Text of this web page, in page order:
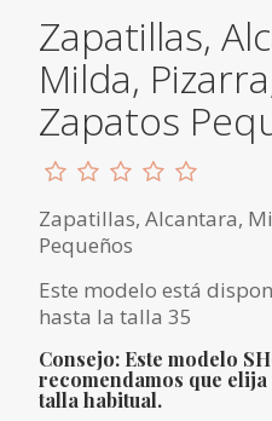
Zapatillas,
Milda,
Zapatos
Zapatillas, Alcantara,
Pequeños
Este modelo está
hasta la talla 35
Consejo: Este modelo
recomendamos que elija
talla habitual.